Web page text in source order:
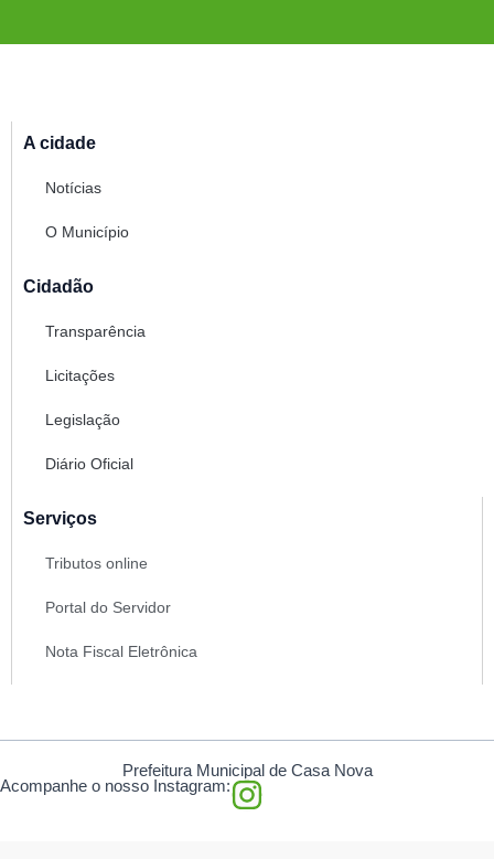
A cidade
Notícias
O Município
Cidadão
Transparência
Licitações
Legislação
Diário Oficial
Serviços
Tributos online
Portal do Servidor
Nota Fiscal Eletrônica
Prefeitura Municipal de Casa Nova
I
Acompanhe o nosso Instagram: